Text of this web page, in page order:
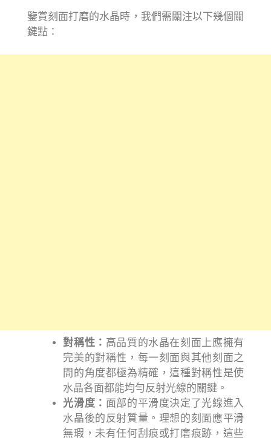
鑒賞刻面打磨的水晶時，我們需關注以下幾個關
鍵點：
對稱性： 高品質的水晶在刻面上應擁有
完美的對稱性，每一刻面與其他刻面之
間的角度都極為精確，這種對稱性是使
水晶各面都能均勻反射光線的關鍵。
光滑度： 面部的平滑度決定了光線進入
水晶後的反射質量。理想的刻面應平滑
無瑕，未有任何刮痕或打磨痕跡，這些